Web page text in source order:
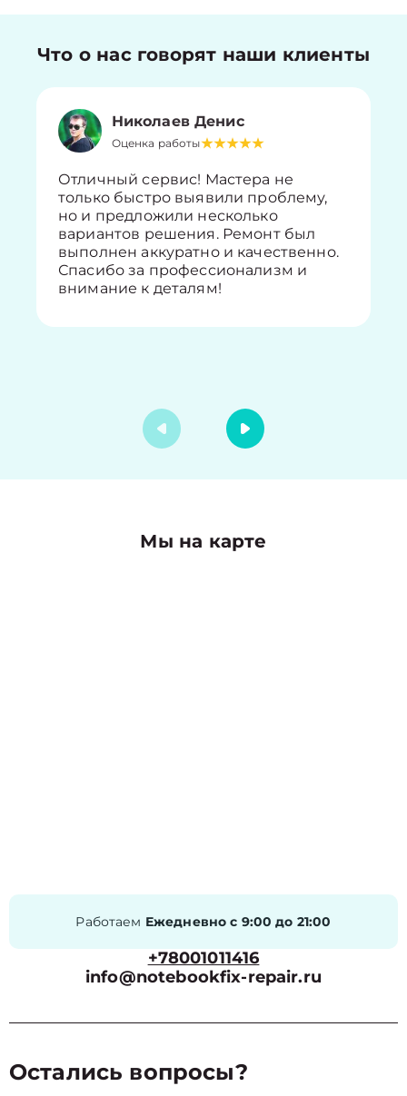
Что о нас говорят наши клиенты
Николаев Денис
Оценка работы
Отличный сервис! Мастера не
только быстро выявили проблему,
но и предложили несколько
вариантов решения. Ремонт был
выполнен аккуратно и качественно.
Спасибо за профессионализм и
внимание к деталям!
Мы на карте
Работаем Ежедневно с 9:00 до 21:00
+78001011416
info@notebookfix-repair.ru
Остались вопросы?